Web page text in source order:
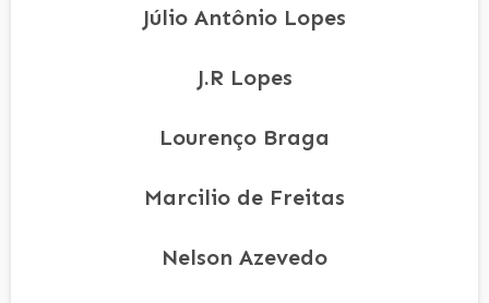
Júlio Antônio Lopes
J.R Lopes
Lourenço Braga
Marcilio de Freitas
Nelson Azevedo